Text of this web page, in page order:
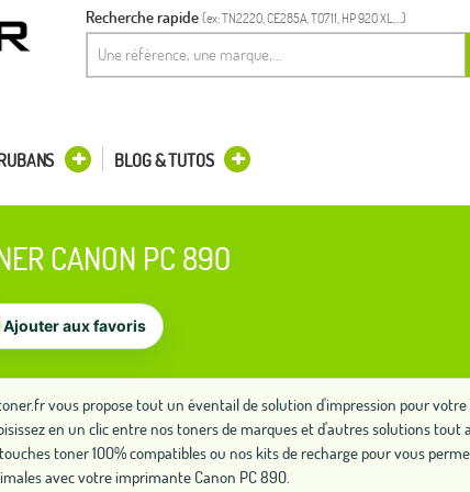
Recherche rapide (ex: TN2220, CE285A, T0711, HP 920 XL,...)
BLOG & TUTOS
CANON PC 890
Ajouter aux favoris
vous propose tout un éventail de solution d'impression pour
en un clic entre nos toners de marques et d'autres solutions
toner 100% compatibles ou nos kits de recharge pour vous
avec votre imprimante Canon PC 890.